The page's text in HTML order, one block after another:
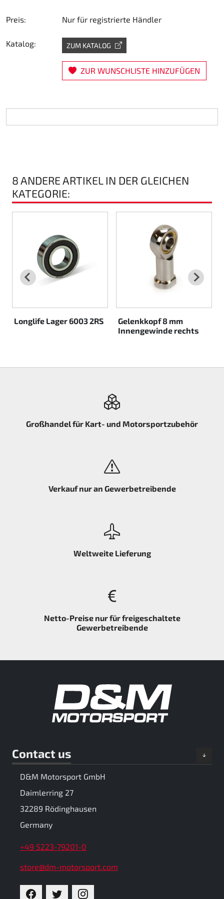
Preis: Nur für registrierte Händler
Katalog: ZUM KATALOG
ZUR WUNSCHLISTE HINZUFÜGEN
8 ANDERE ARTIKEL IN DER GLEICHEN
KATEGORIE:
Longlife Lager 6003 2RS
Gelenkkopf 8 mm
Innengewinde rechts
Großhandel für Kart- und Motorsportzubehör
Verkauf nur an Gewerbetreibende
Weltweite Lieferung
Netto-Preise nur für freigeschaltete
Gewerbetreibende
Contact us
D&M Motorsport GmbH
Daimlerring 27
32289 Rödinghausen
Germany
+49 5223-79201-0
store@dm-motorsport.com
FACEBOOKTWITTERINSTAGRAM
Luft
Radsterne
RIMO Originalteile
Rotax EVO DD2
Rotax EVO-MAX etc.
Zündung